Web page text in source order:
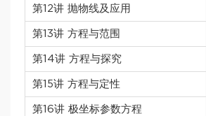
第12讲 抛物线及应用
第13讲 方程与范围
第14讲 方程与探究
第15讲 方程与定性
第16讲 极坐标参数方程